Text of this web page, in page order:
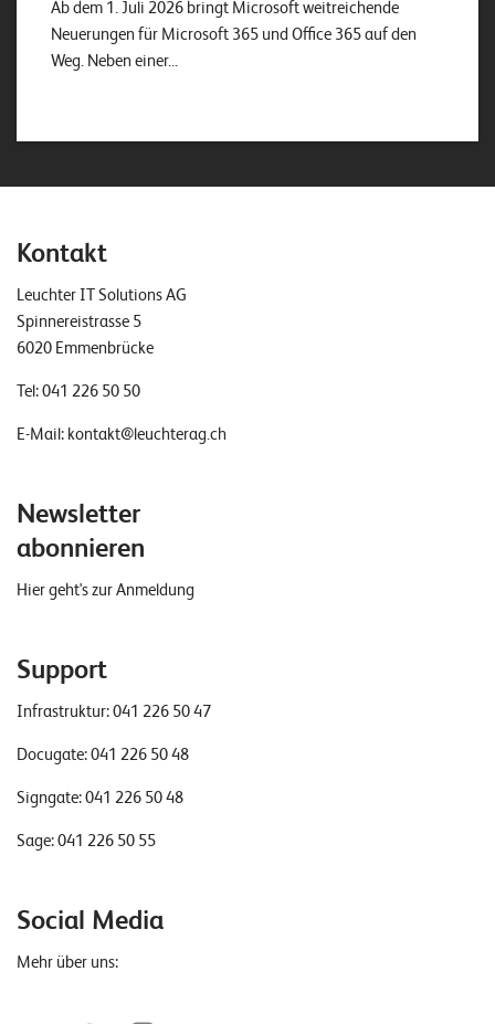
Ab dem 1. Juli 2026 bringt Microsoft weitreichende
Neuerungen für Microsoft 365 und Office 365 auf den
Weg. Neben einer...
Kontakt
Leuchter IT Solutions AG
Spinnereistrasse 5
6020 Emmenbrücke
Tel:041 226 50 50
E-Mail: kontakt@leuchterag.ch
Newsletter
abonnieren
Hier geht's zur Anmeldung
Support
Infrastruktur:041 226 50 47
Docugate:041 226 50 48
Signgate:041 226 50 48
Sage:041 226 50 55
Social Media
Mehr über uns: